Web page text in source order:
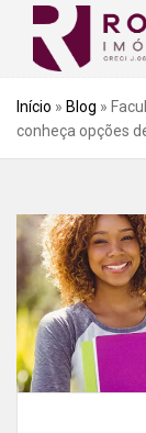
Início » Blog »
conheça opções